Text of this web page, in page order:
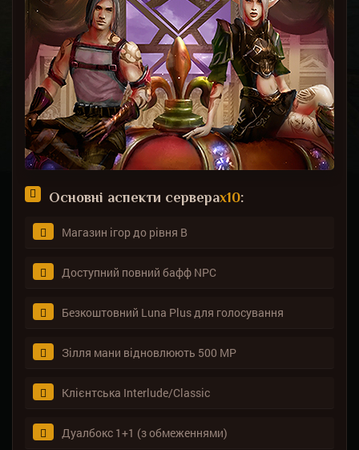
Основні аспекти серверах10:
Магазин ігор до рівня B
Доступний повний бафф NPC
Безкоштовний Luna Plus для голосування
Зілля мани відновлюють 500 MP
Клієнтська Interlude/Classic
Дуалбокс 1+1 (з обмеженнями)